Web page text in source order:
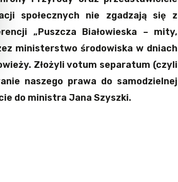
społecznych nie zgadzają się z
„Puszcza Białowieska – mity,
ministerstwo środowiska w dniach
Złożyli votum separatum (czyli
naszego prawa do samodzielnej
do ministra Jana Szyszki.